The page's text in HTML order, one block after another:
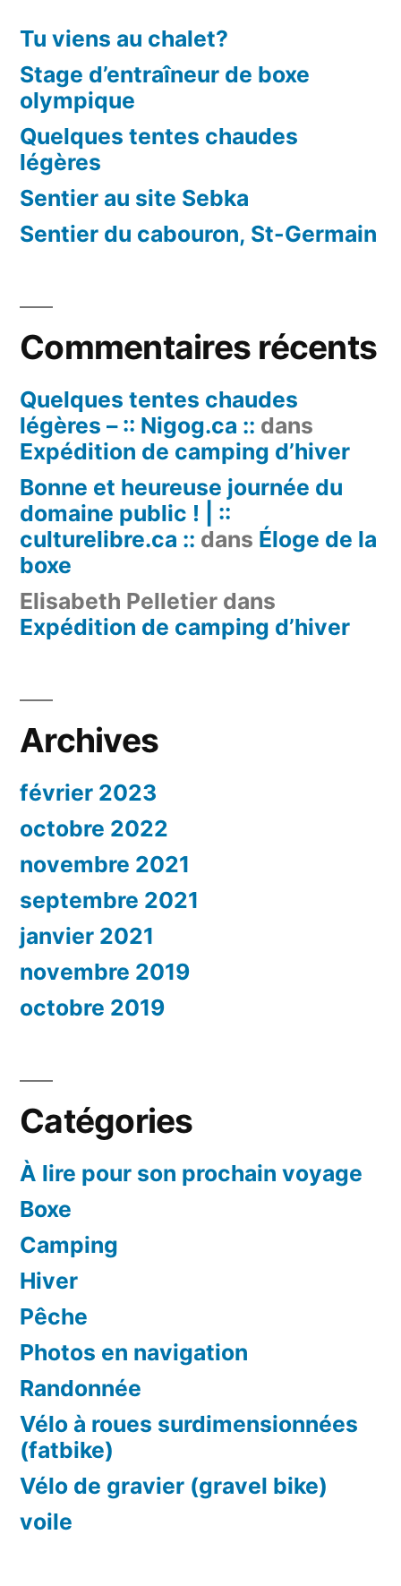
Tu viens au chalet?
Stage d’entraîneur de boxe
olympique
Quelques tentes chaudes
légères
Sentier au site Sebka
Sentier du cabouron, St-Germain
Commentaires récents
Quelques tentes chaudes
légères – :: Nigog.ca :: dans
Expédition de camping d’hiver
Bonne et heureuse journée du
domaine public ! | ::
culturelibre.ca :: dans Éloge de la
boxe
Elisabeth Pelletier dans
Expédition de camping d’hiver
Archives
février 2023
octobre 2022
novembre 2021
septembre 2021
janvier 2021
novembre 2019
octobre 2019
Catégories
À lire pour son prochain voyage
Boxe
Camping
Hiver
Pêche
Photos en navigation
Randonnée
Vélo à roues surdimensionnées
(fatbike)
Vélo de gravier (gravel bike)
voile